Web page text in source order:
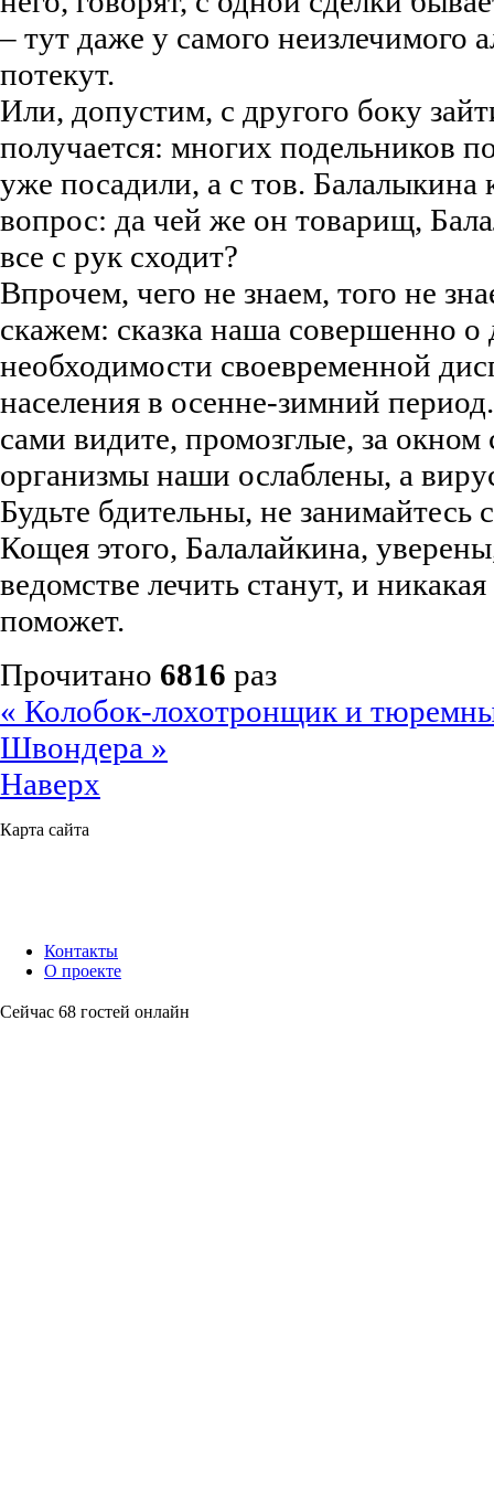
– тут даже у самого неизлечимого
потекут.
Или, допустим, с другого боку
получается: многих подельников
уже посадили, а с тов. Балалыкина
вопрос: да чей же он товарищ,
все с рук сходит?
Впрочем, чего не знаем, того не
скажем: сказка наша совершенно
необходимости своевременной
населения в осенне-зимний
сами видите, промозглые, за
организмы наши ослаблены, а
Будьте бдительны, не
Кощея этого, Балалайкина,
ведомстве лечить станут, и
поможет.
Прочитано 6816 раз
« Колобок-лохотронщик и
Швондера »
Наверх
Карта сайта
Контакты
О проекте
Сейчас 68 гостей онлайн